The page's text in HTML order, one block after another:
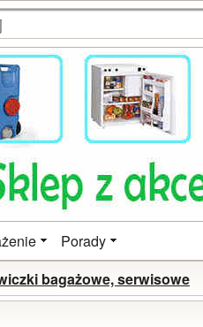
Porady
bagażowe, serwisowe